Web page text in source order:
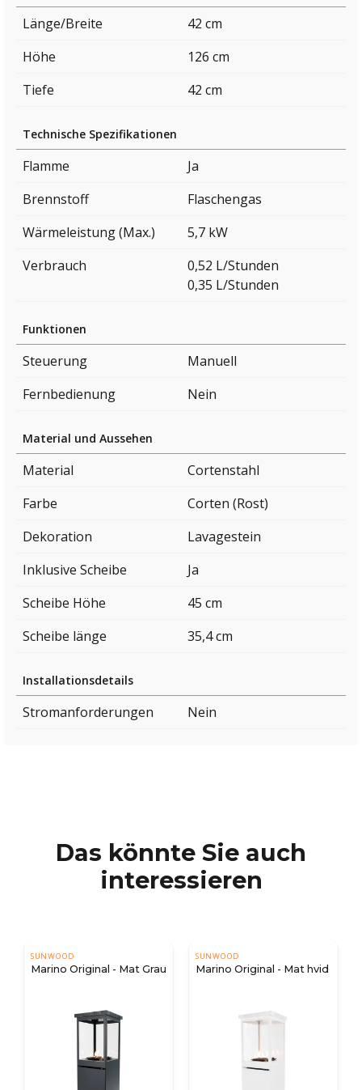
Länge/Breite
42 cm
Höhe
126 cm
Tiefe
42 cm
Technische Spezifikationen
Flamme
Ja
Brennstoff
Flaschengas
Wärmeleistung (Max.)
5,7 kW
Verbrauch
0,52 L/Stunden
0,35 L/Stunden
Funktionen
Steuerung
Manuell
Fernbedienung
Nein
Material und Aussehen
Material
Cortenstahl
Farbe
Corten (Rost)
Dekoration
Lavagestein
Inklusive Scheibe
Ja
Scheibe Höhe
45 cm
Scheibe länge
35,4 cm
Installationsdetails
Stromanforderungen Nein
Das könnte Sie auch
interessieren
SUNWOOD
Marino Original - Mat Grau
SUNWOOD
Marino Original - Mat hvid